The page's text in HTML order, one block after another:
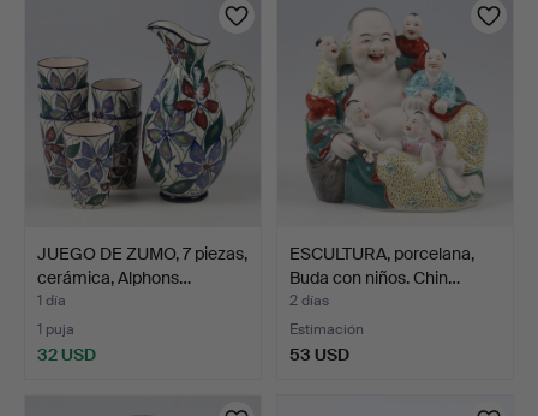
JUEGO DE ZUMO, 7 piezas,
cerámica, Alphons…
1 día
1 puja
32 USD
ESCULTURA, porcelana,
Buda con niños. Chin…
2 días
Estimación
53 USD